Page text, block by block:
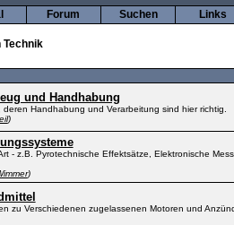
Links
Suchen
Forum
Technik
und Handhabung
deren Handhabung und Verarbeitung sind hier richtig.
)
- z.B. Pyrotechnische Effektsätze, Elektronische
)
zu Verschiedenen zugelassenen Motoren und